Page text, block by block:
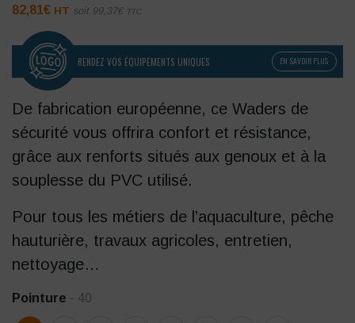
82,81€ HT soit 99,37€ TTC
RENDEZ VOS ÉQUIPEMENTS UNIQUES EN SAVOIR PLUS
De fabrication européenne, ce Waders de
sécurité vous offrira confort et résistance,
grâce aux renforts situés aux genoux et à la
souplesse du PVC utilisé.
Pour tous les métiers de l’aquaculture, pêche
hauturière, travaux agricoles, entretien,
nettoyage…
Pointure - 40